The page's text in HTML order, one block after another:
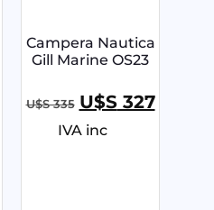
Campera Nautica
Gill Marine OS23
U$S335 U$S327
IVA inc